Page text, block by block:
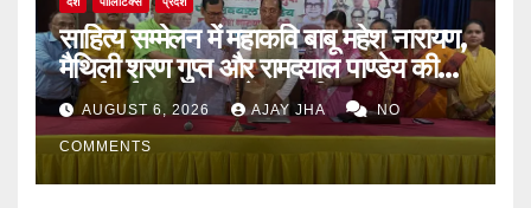
साहित्य सम्मेलन में महाकवि बाबू महेश नारायण,
मैथिली शरण गुप्त और रामदयाल पाण्डेय की
मनाई गई जयंती, 72वें जन्म-दिवस पर
बिन्देश्वर गुप्ता हुए सम्मानित
AUGUST 6, 2026 AJAY JHA NO
COMMENTS